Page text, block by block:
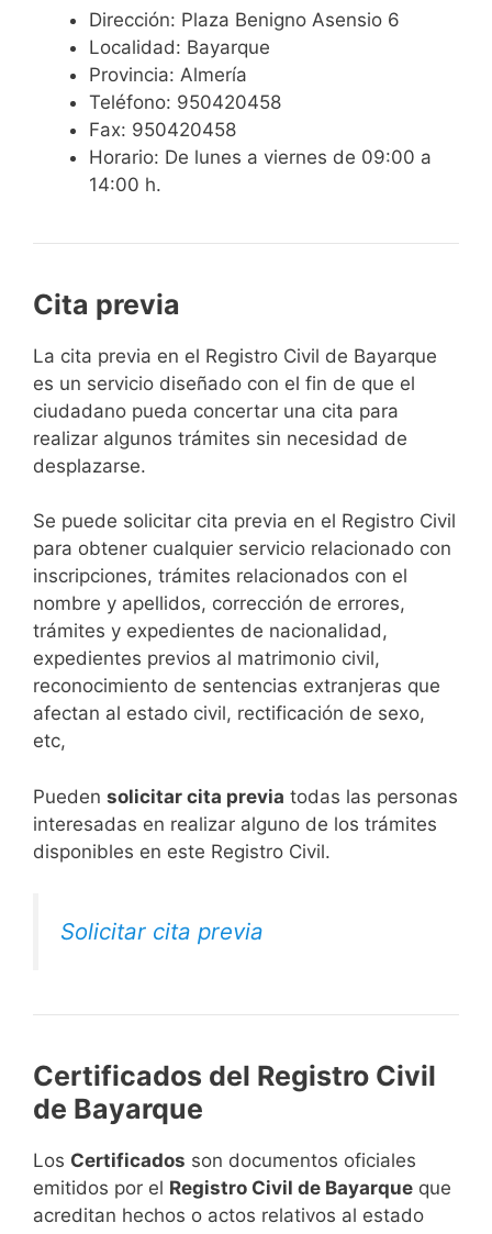
Dirección: Plaza Benigno Asensio 6
Localidad: Bayarque
Provincia: Almería
Teléfono: 950420458
Fax: 950420458
Horario: De lunes a viernes de 09:00 a
14:00 h.
Cita previa
​​​​​​​​​​​​​​​​​​​​​​​​​​​​La cita previa en el Registro Civil de Bayarque
es un servicio diseñado con el fin de que el
ciudadano pueda concertar una cita para
realizar algunos trámites sin necesidad de
desplazarse.​
Se puede solicitar cita previa en el Registro Civil
para obtener cualquier servicio relacionado con
inscripciones, trámites relacionados con el
nombre y apellidos, corrección de errores,
trámites y expedientes de nacionalidad,
expedientes previos al matrimonio civil,
reconocimiento de sentencias extranjeras que
afectan al estado civil, rectificación de sexo,
etc,
​Pueden solicitar cita previa todas las personas
interesadas en realizar alguno de los trámites
disponibles en este Registro Civil.​
Solicitar cita previa
Certificados del Registro Civil
de Bayarque
Los Certificados son documentos oficiales
emitidos por el Registro Civil de Bayarque que
acreditan hechos o actos relativos al estado